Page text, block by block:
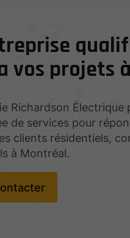
vos projets
Richardson Électrique
de services pour
clients résidentiels,
à Montréal.